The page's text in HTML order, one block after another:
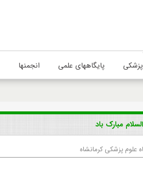
پایگاههای علمی انجمنها
مبارک باد
علوم پزشکی کرمانشاه